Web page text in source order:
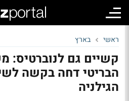
ראשי בארץ
קשיים גם לנוברטיס:
הבריטי דחה בקשה
הגילניה